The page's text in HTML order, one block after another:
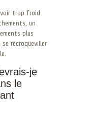
trop froid
un
plus
recroqueviller
je
le